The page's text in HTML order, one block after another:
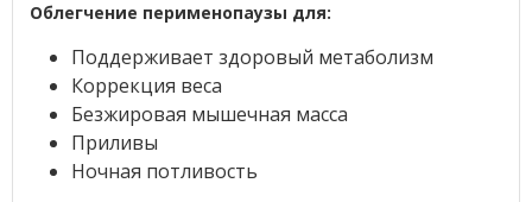
Облегчение перименопаузы для:
Поддерживает здоровый метаболизм
Коррекция веса
Безжировая мышечная масса
Приливы
Ночная потливость